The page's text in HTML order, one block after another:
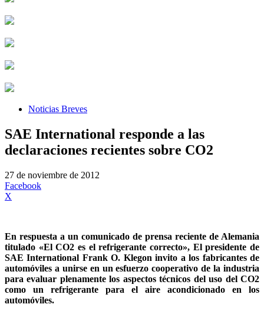
Noticias Breves
SAE International responde a las
declaraciones recientes sobre CO2
27 de noviembre de 2012
Facebook
X
En respuesta a un comunicado de prensa reciente de Alemania
titulado «El CO2 es el refrigerante correcto», El presidente de
SAE International Frank O. Klegon invito a los fabricantes de
automóviles a unirse en un esfuerzo cooperativo de la industria
para evaluar plenamente los aspectos técnicos del uso del CO2
como un refrigerante para el aire acondicionado en los
automóviles.